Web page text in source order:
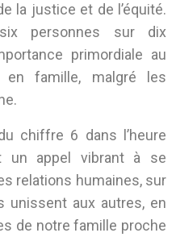
la justice et de l’équité.
personnes sur dix
primordiale au
famille, malgré les
chiffre 6 dans l’heure
un appel vibrant à se
relations humaines, sur
unissent aux autres, en
de notre famille proche